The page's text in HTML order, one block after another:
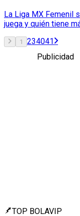
La Liga MX Femenil
juega y quién tiene
1 234041
Publicidad
TOP BOLAVIP